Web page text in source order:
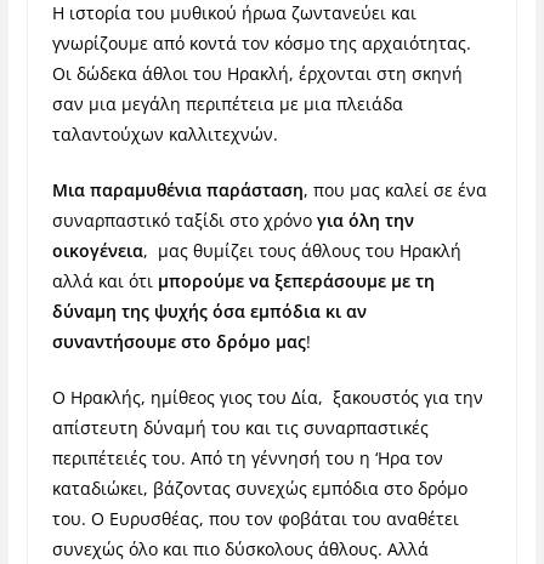
Η ιστορία του μυθικού ήρωα ζωντανεύει και
γνωρίζουμε από κοντά τον κόσμο της αρχαιότητας.
Οι δώδεκα άθλοι του Ηρακλή, έρχονται στη σκηνή
σαν μια μεγάλη περιπέτεια με μια πλειάδα
ταλαντούχων καλλιτεχνών.
Μια παραμυθένια παράσταση, που μας καλεί σε ένα
συναρπαστικό ταξίδι στο χρόνο για όλη την
οικογένεια, μας θυμίζει τους άθλους του Ηρακλή
αλλά και ότι μπορούμε να ξεπεράσουμε με τη
δύναμη της ψυχής όσα εμπόδια κι αν
συναντήσουμε στο δρόμο μας!
Ο Ηρακλής, ημίθεος γιος του Δία, ξακουστός για την
απίστευτη δύναμή του και τις συναρπαστικές
περιπέτειές του. Από τη γέννησή του η ‘Ηρα τον
καταδιώκει, βάζοντας συνεχώς εμπόδια στο δρόμο
του. Ο Ευρυσθέας, που τον φοβάται του αναθέτει
συνεχώς όλο και πιο δύσκολους άθλους. Αλλά